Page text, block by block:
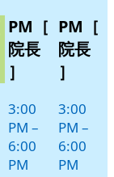
PM［
院長
］
3:00
PM –
6:00
PM
PM［
院長
］
3:00
PM –
6:00
PM